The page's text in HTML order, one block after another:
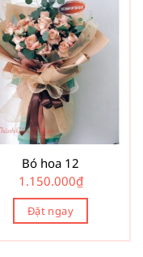
Bó hoa 12
1.150.000₫
Đặt ngay